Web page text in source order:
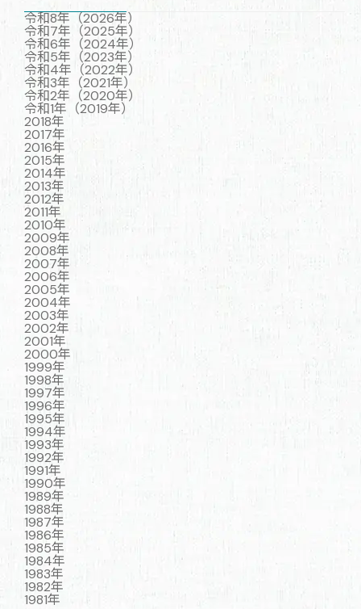
令和8年（2026年）
令和7年（2025年）
令和6年（2024年）
令和5年（2023年）
令和4年（2022年）
令和3年（2021年）
令和2年（2020年）
令和1年（2019年）
2018年
2017年
2016年
2015年
2014年
2013年
2012年
2011年
2010年
2009年
2008年
2007年
2006年
2005年
2004年
2003年
2002年
2001年
2000年
1999年
1998年
1997年
1996年
1995年
1994年
1993年
1992年
1991年
1990年
1989年
1988年
1987年
1986年
1985年
1984年
1983年
1982年
1981年